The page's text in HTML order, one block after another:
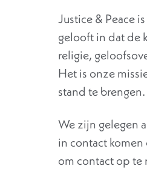
Justice & Peace
gelooft in dat de
religie,
Het is onze
stand te brengen.
We zijn gelegen
in contact
om contact op te